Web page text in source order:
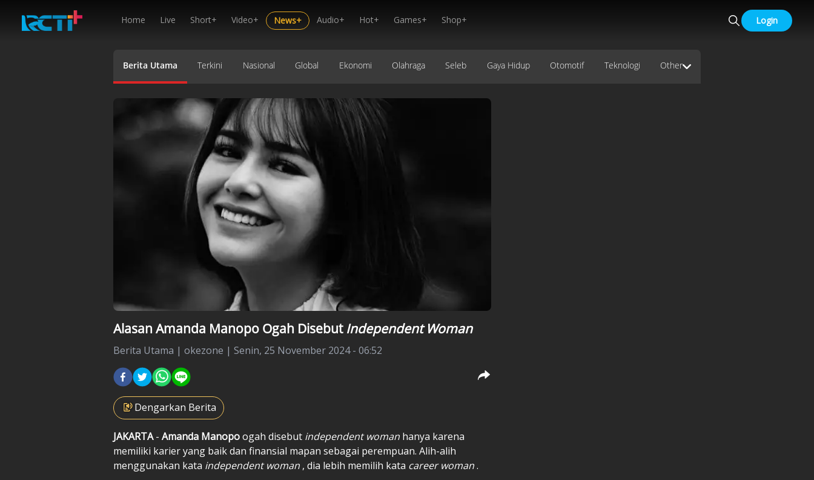
Home Live Short+ Video+ News+ Audio+ Hot+ Games+ Shop+ Login
Berita Utama Terkini Nasional Global Ekonomi Olahraga Seleb Gaya Hidup Otomotif Teknologi Other
Alasan Amanda Manopo Ogah Disebut Independent Woman
Berita Utama | okezone | Senin, 25 November 2024 - 06:52
Dengarkan Berita
JAKARTA- Amanda Manopoogah disebut independent woman hanya karena
memiliki karier yang baik dan finansial mapan sebagai perempuan. Alih-alih
menggunakan kata independent woman , dia lebih memilih kata career woman.